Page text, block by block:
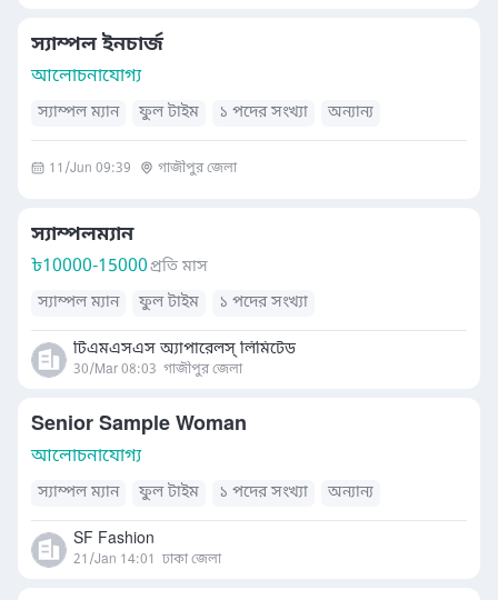
স্যাম্পল ইনচার্জ
আলোচনাযোগ্য
স্যাম্পল ম্যান ফুল টাইম ১ পদের সংখ্যা অন্যান্য
11/Jun 09:39 গাজীপুর জেলা
স্যাম্পলম্যান
৳10000-15000প্রতি মাস
স্যাম্পল ম্যান
ফুল টাইম ১ পদের সংখ্যা
টিএমএসএস অ্যাপারেলস্ লিমিটেড
30/Mar 08:03 গাজীপুর জেলা
Senior Sample Woman
আলোচনাযোগ্য
স্যাম্পল ম্যান ফুল টাইম ১ পদের সংখ্যা অন্যান্য
SF Fashion
21/Jan 14:01 ঢাকা জেলা